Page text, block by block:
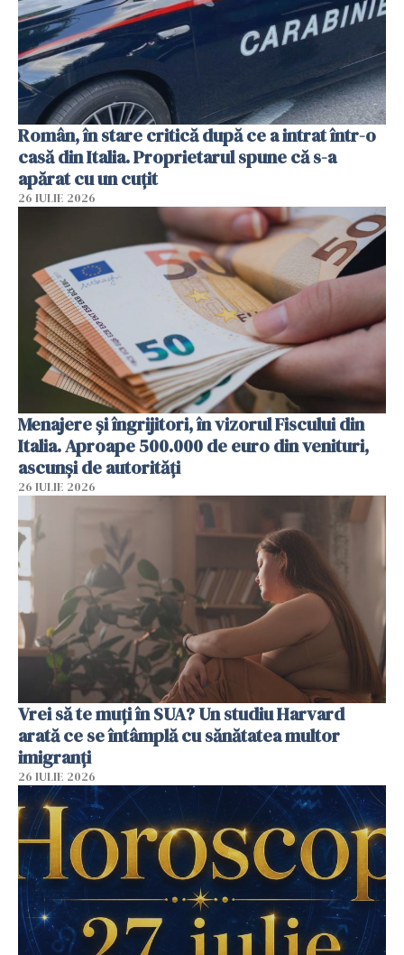
Român, în stare critică după ce a intrat într-o
casă din Italia. Proprietarul spune că s-a
apărat cu un cuțit
26 IULIE 2026
Menajere și îngrijitori, în vizorul Fiscului din
Italia. Aproape 500.000 de euro din venituri,
ascunși de autorități
26 IULIE 2026
Vrei să te muți în SUA? Un studiu Harvard
arată ce se întâmplă cu sănătatea multor
imigranți
26 IULIE 2026